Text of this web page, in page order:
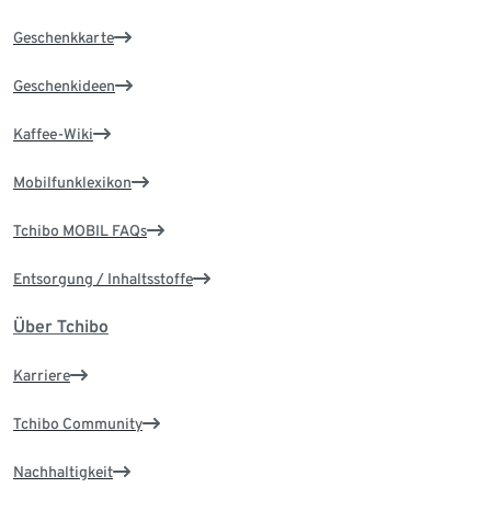
Geschenkkarte
Geschenkideen
Kaffee-Wiki
Mobilfunklexikon
Tchibo MOBIL FAQs
Entsorgung / Inhaltsstoffe
Über Tchibo
Karriere
Tchibo Community
Nachhaltigkeit